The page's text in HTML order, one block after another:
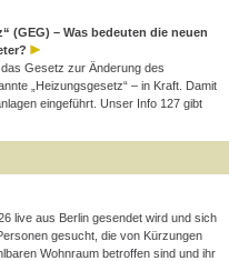
(GEG) – Was bedeuten die neuen
Gesetz zur Änderung des
„Heizungsgesetz“ – in Kraft. Damit
eingeführt. Unser Info 127 gibt
live aus Berlin gesendet wird und sich
gesucht, die von Kürzungen
Wohnraum betroffen sind und ihr